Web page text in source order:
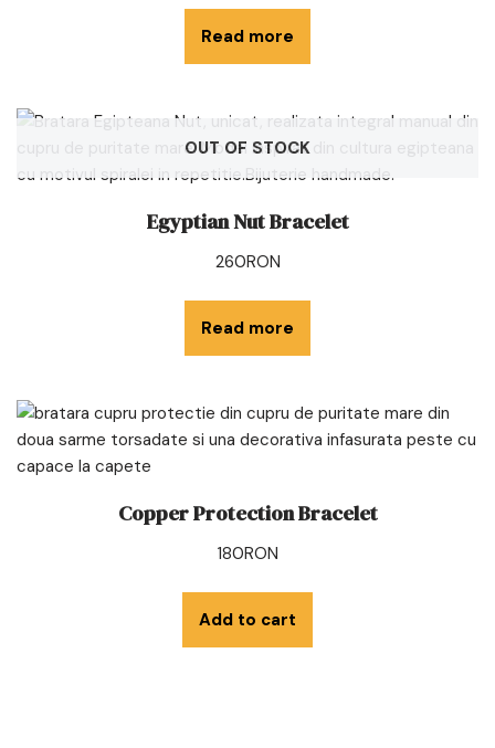
Read more
OUT OF STOCK
Egyptian Nut Bracelet
260RON
Read more
Copper Protection Bracelet
180RON
Add to cart